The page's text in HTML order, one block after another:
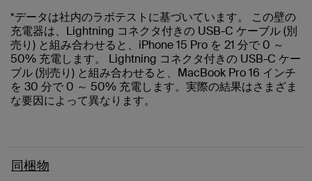
*データは社内のラボテストに基づいています。 この壁の
充電器は、Lightning コネクタ付きの USB-C ケーブル (別
売り) と組み合わせると、iPhone 15 Pro を 21 分で 0 ～
50% 充電します。 Lightning コネクタ付きの USB-C ケー
ブル (別売り) と組み合わせると、MacBook Pro 16 インチ
を 30 分で 0 ～ 50% 充電します。実際の結果はさまざま
な要因によって異なります。
同梱物